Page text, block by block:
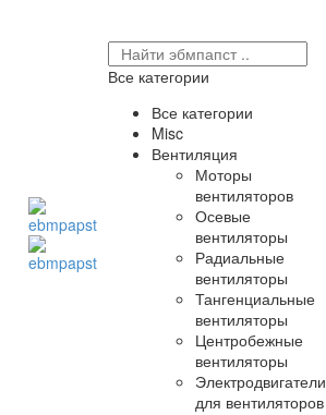
Все категории
Все категории
Misc
Вентиляция
Моторы
вентиляторов
Осевые
вентиляторы
Радиальные
вентиляторы
Тангенциальные
вентиляторы
Центробежные
вентиляторы
Электродвигатели
для вентиляторов